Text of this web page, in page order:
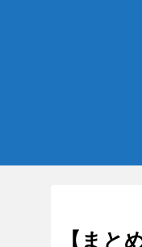
【まと